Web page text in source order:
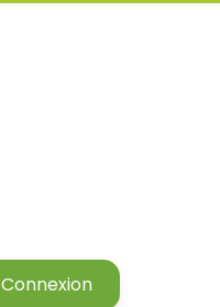
Connexion